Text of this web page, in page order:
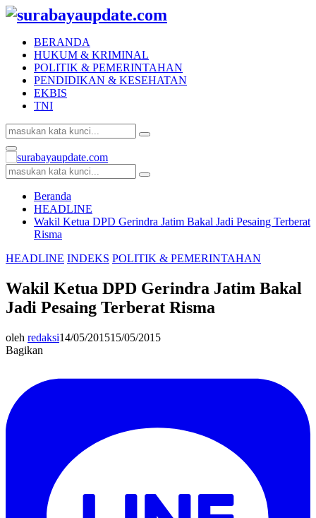
BERANDA
HUKUM & KRIMINAL
POLITIK & PEMERINTAHAN
PENDIDIKAN & KESEHATAN
EKBIS
TNI
Search
for:
Search
Facebook
Twitter
Youtube
Primary
Menu
Search
for:
Search
Beranda
HEADLINE
Wakil Ketua DPD Gerindra Jatim Bakal Jadi Pesaing Terberat
Risma
HEADLINE INDEKS POLITIK & PEMERINTAHAN
Wakil Ketua DPD Gerindra Jatim Bakal
Jadi Pesaing Terberat Risma
oleh redaksi14/05/201515/05/2015
Bagikan